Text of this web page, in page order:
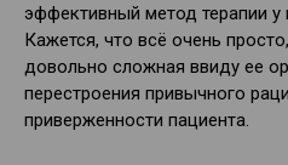
эффективный метод терапии у
Кажется, что всё очень
довольно сложная ввиду ее
перестроения привычного
приверженности пациента.